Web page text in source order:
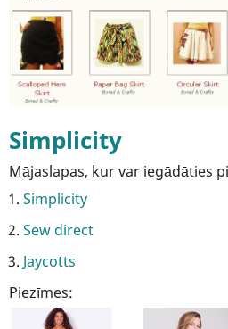
Simplicity
Mājaslapas, kur var iegādāties
Simplicity
Sew direct
Jaycotts
Piezīmes: